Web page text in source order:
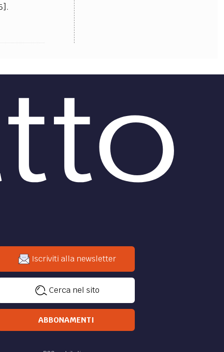
Iscriviti alla newsletter
Cerca nel sito
ABBONAMENTI